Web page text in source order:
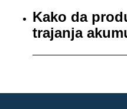
Kako da
trajanja